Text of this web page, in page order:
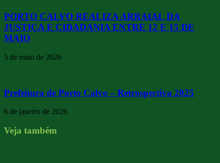
PORTO CALVO REALIZA ARRAIAL DA
JUSTIÇA E CIDADANIA ENTRE 12 E 15 DE
MAIO
5 de maio de 2026
Prefeitura de Porto Calvo – Retrospectiva 2025
6 de janeiro de 2026
Veja também